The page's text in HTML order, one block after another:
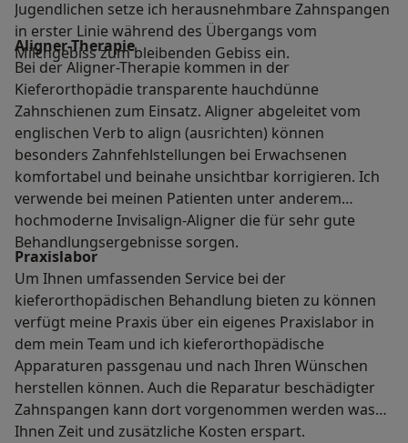
Jugendlichen setze ich herausnehmbare Zahnspangen
in erster Linie während des Übergangs vom
Milchgebiss zum bleibenden Gebiss ein.
Aligner-Therapie
Bei der Aligner-Therapie kommen in der
Kieferorthopädie transparente hauchdünne
Zahnschienen zum Einsatz. Aligner abgeleitet vom
englischen Verb to align (ausrichten) können
besonders Zahnfehlstellungen bei Erwachsenen
komfortabel und beinahe unsichtbar korrigieren. Ich
verwende bei meinen Patienten unter anderem
hochmoderne Invisalign-Aligner die für sehr gute
Behandlungsergebnisse sorgen.
Praxislabor
Um Ihnen umfassenden Service bei der
kieferorthopädischen Behandlung bieten zu können
verfügt meine Praxis über ein eigenes Praxislabor in
dem mein Team und ich kieferorthopädische
Apparaturen passgenau und nach Ihren Wünschen
herstellen können. Auch die Reparatur beschädigter
Zahnspangen kann dort vorgenommen werden was
Ihnen Zeit und zusätzliche Kosten erspart.